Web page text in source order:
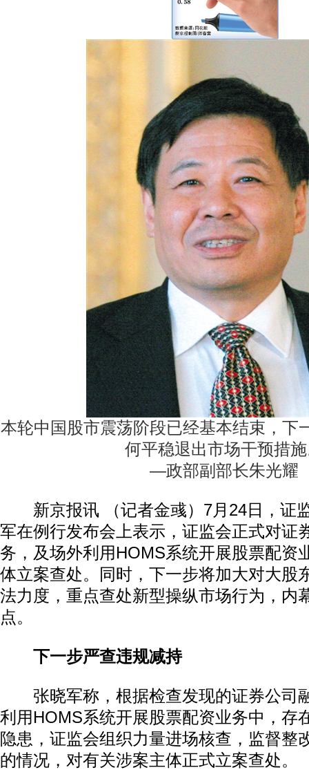
本轮中国股市震荡阶段已经基本结束，下
何平稳退出市场干预措
—政部副部长朱光耀
新京报讯 （记者金彧）7月24日，证
军在例行发布会上表示，证监会正式对证
务，及场外利用HOMS系统开展股票配资
体立案查处。同时，下一步将加大对大股
法力度，重点查处新型操纵市场行为，内
点。
下一步严查违规减持
张晓军称，根据检查发现的证券公司
利用HOMS系统开展股票配资业务中，存
隐患，证监会组织力量进场核查，监督整
的情况，对有关涉案主体正式立案查处。